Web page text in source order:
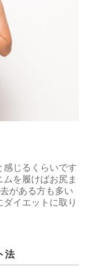
感じるくらいです
を履けばお尻ま
がある方も多い
イエットに取り
法